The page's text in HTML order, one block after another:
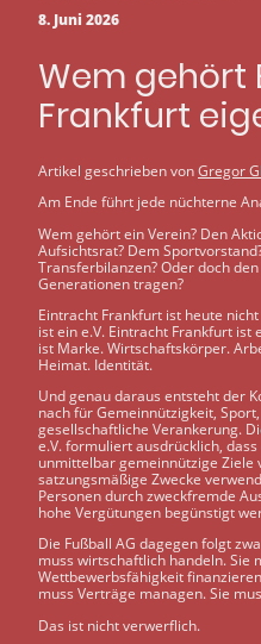
8. Juni 2026
Wem gehört
Frankfurt
Artikel geschrieben vonGregor
Am Ende führt jede nüchterne
Wem gehört ein Verein? Den
Aufsichtsrat? Dem
Transferbilanzen? Oder doch
Generationen tragen?
Eintracht Frankfurt ist heute
ist ein e.V. Eintracht Frankfurt ist
ist Marke. Wirtschaftskörper.
Heimat. Identität.
Und genau daraus entsteht der
nach für Gemeinnützigkeit,
gesellschaftliche Verankerung.
e.V. formuliert ausdrücklich,
unmittelbar gemeinnützige
satzungsmäßige Zwecke
Personen durch zweckfremde
hohe Vergütungen begünstigt
Die Fußball AG dagegen folgt
muss wirtschaftlich handeln. Sie
Wettbewerbsfähigkeit
muss Verträge managen. Sie
Das ist nicht verwerflich.